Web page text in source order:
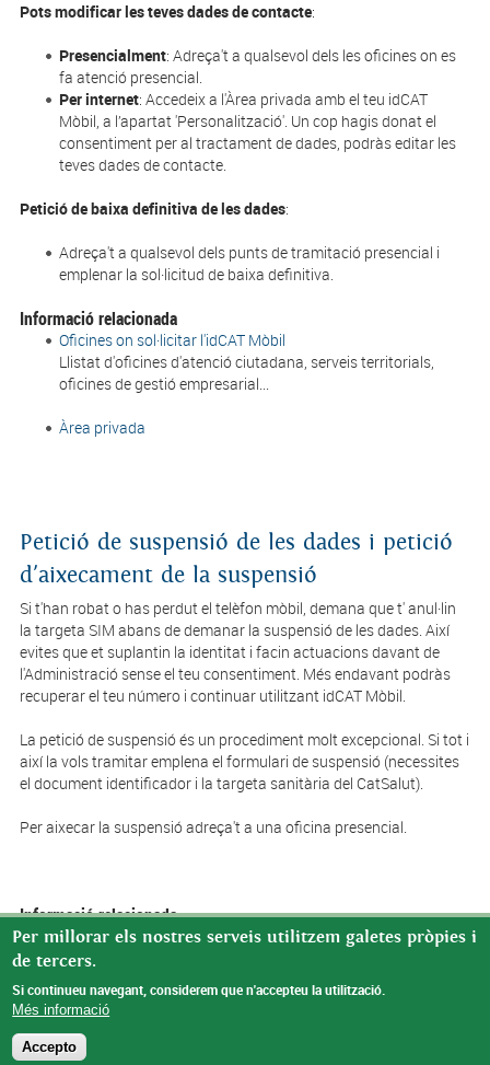
Pots modificar les teves dades de contacte:
Presencialment: Adreça't a qualsevol dels les oficines on es
fa atenció presencial.
Per internet: Accedeix a l'Àrea privada amb el teu idCAT
Mòbil, a l’apartat 'Personalització'. Un cop hagis donat el
consentiment per al tractament de dades, podràs editar les
teves dades de contacte.
Petició de baixa definitiva de les dades:
Adreça't a qualsevol dels punts de tramitació presencial i
emplenar la sol·licitud de baixa definitiva.
Informació relacionada
Oficines on sol·licitar l'idCAT Mòbil
Llistat d'oficines d'atenció ciutadana, serveis territorials,
oficines de gestió empresarial...
Àrea privada
Petició de suspensió de les dades i petició
d'aixecament de la suspensió
Si t'han robat o has perdut el telèfon mòbil, demana que t' anul·lin
la targeta SIM abans de demanar la suspensió de les dades. Així
evites que et suplantin la identitat i facin actuacions davant de
l'Administració sense el teu consentiment. Més endavant podràs
recuperar el teu número i continuar utilitzant idCAT Mòbil.
La petició de suspensió és un procediment molt excepcional. Si tot i
així la vols tramitar emplena el formulari de suspensió (necessites
el document identificador i la targeta sanitària del CatSalut).
Per aixecar la suspensió adreça't a una oficina presencial.
Informació relacionada
Formulari de suspensió
Oficines habilitades atenció presencial
Per millorar els nostres serveis utilitzem galetes pròpies i
de tercers.
Si continueu navegant, considerem que n'accepteu la utilització.
Més informació
Accepto